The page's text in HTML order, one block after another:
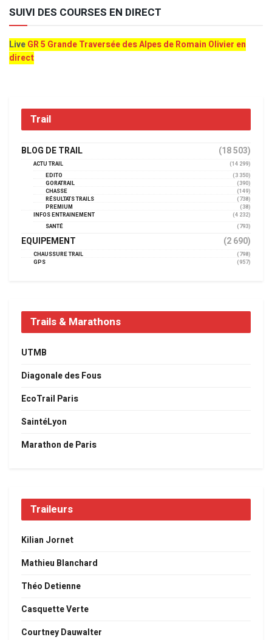
SUIVI DES COURSES EN DIRECT
LiveGR 5 Grande Traversée des Alpes de Romain Olivier en
direct
Trail
BLOG DE TRAIL (18 503)
ACTU TRAIL
(14 299)
EDITO
(3 350)
GORATRAIL
(390)
CHASSE
(149)
RÉSULTATS TRAILS
(738)
PREMIUM
(38)
INFOS ENTRAINEMENT
(4 232)
SANTÉ
(793)
EQUIPEMENT (2 690)
CHAUSSURE TRAIL
(798)
GPS
(957)
Trails & Marathons
UTMB
Diagonale des Fous
EcoTrail Paris
SaintéLyon
Marathon de Paris
Traileurs
Kilian Jornet
Mathieu Blanchard
Théo Detienne
Casquette Verte
Courtney Dauwalter